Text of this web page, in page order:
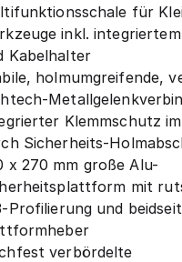
für
inkl.
Kabelhalter
holmumgreifende,
Klemmschutz
Sicherheits-
x 270 mm große Alu-
mit
Profilierung und
verbördelte